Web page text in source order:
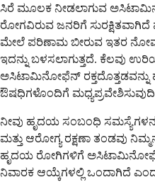
ಸಿರೆ ಮೂಲಕ ನೀಡಲಾಗುವ
ರೋಗವಿರುವ ಜನರಿಗೆ
ಮೇಲೆ ಪರಿಣಾಮ ಬೀರುವ ಇತರ
ಇದನ್ನು ಬಳಸಲಾಗುತ್ತದೆ. ಕೆಲವು
ಅಸಿಟಾಮಿನೋಫೆನ್ ರಕ್ತದೊತ್ತಡವನ್ನು
ಔಷಧಿಗಳೊಂದಿಗೆ
ನೀವು ಹೃದಯ ಸಂಬಂಧಿ
ಮತ್ತು ಆರೋಗ್ಯ ರಕ್ಷಣಾ ತಂಡವು
ಹೃದಯ ರೋಗಿಗಳಿಗೆ ಅಸಿಟಾಮಿನೋಫೆನ್
ನಿವಾರಕ ಆಯ್ಕೆಗಳಲ್ಲಿ ಒಂದಾಗಿದೆ